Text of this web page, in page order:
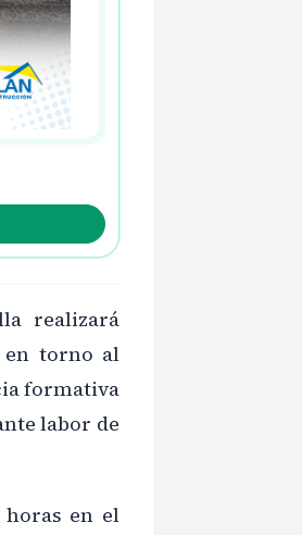
realizará
en torno al
formativa
labor de
horas en el